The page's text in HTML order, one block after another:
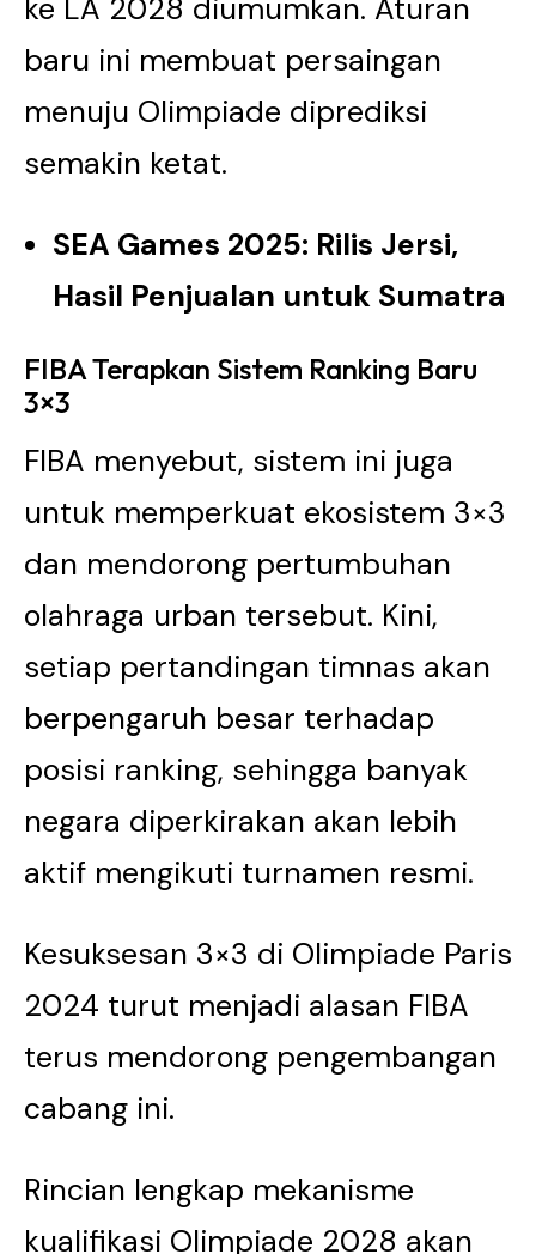
ke LA 2028 diumumkan. Aturan
baru ini membuat persaingan
menuju Olimpiade diprediksi
semakin ketat.
SEA Games 2025: Rilis Jersi,
Hasil Penjualan untuk Sumatra
FIBA Terapkan Sistem Ranking Baru
3×3
FlBA menyebut, sistem ini juga
untuk memperkuat ekosistem 3×3
dan mendorong pertumbuhan
olahraga urban tersebut. Kini,
setiap pertandingan timnas akan
berpengaruh besar terhadap
posisi ranking, sehingga banyak
negara diperkirakan akan lebih
aktif mengikuti turnamen resmi.
Kesuksesan 3×3 di Olimpiade Paris
2024 turut menjadi alasan FIBA
terus mendorong pengembangan
cabang ini.
Rincian lengkap mekanisme
kualifikasi Olimpiade 2028 akan